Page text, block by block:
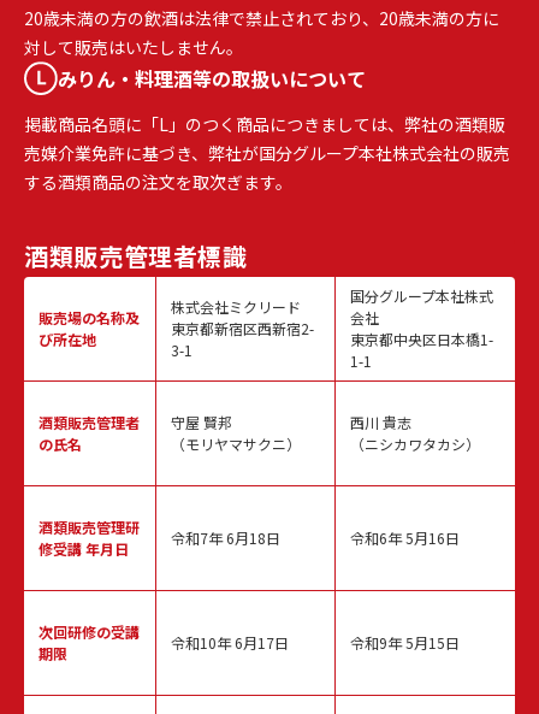
20歳未満の方の飲酒は法律で禁止されており、20歳未満の方に
対して販売はいたしません。
みりん・料理酒等の取扱いについて
掲載商品名頭に「L」のつく商品につきましては、弊社の酒類販
売媒介業免許に基づき、弊社が国分グループ本社株式会社の販売
する酒類商品の注文を取次ぎます。
酒類販売管理者標識
販売場の名称及
び所在地
酒類販売管理者
の氏名
酒類販売管理研
修受講 年月日
次回研修の受講
期限
株式会社ミクリード
東京都新宿区西新宿2-
3-1
守屋 賢邦
（モリヤマサクニ）
令和7年 6月18日
令和10年 6月17日
国分グループ本社株式
会社
東京都中央区日本橋1-
1-1
西川 貴志
（ニシカワタカシ）
令和6年 5月16日
令和9年 5月15日